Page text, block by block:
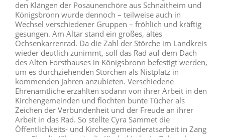
den Klängen der Posaunenchöre aus Schnaitheim und
Königsbronn wurde dennoch – teilweise auch in
Wechsel verschiedener Gruppen – fröhlich und kräftig
gesungen. Am Altar stand ein großes, altes
Ochsenkarrenrad. Da die Zahl der Störche im Landkreis
wieder deutlich zunimmt, soll das Rad auf dem Dach
des Alten Forsthauses in Königsbronn befestigt werden,
um es durchziehenden Störchen als Nistplatz in
kommenden Jahren anzubieten. Verschiedene
Ehrenamtliche erzählten sodann von ihrer Arbeit in den
Kirchengemeinden und flochten bunte Tücher als
Zeichen der Verbundenheit und der Freude an ihrer
Arbeit in das Rad. So stellte Cyra Sammet die
Öffentlichkeits- und Kirchengemeinderatsarbeit in Zang